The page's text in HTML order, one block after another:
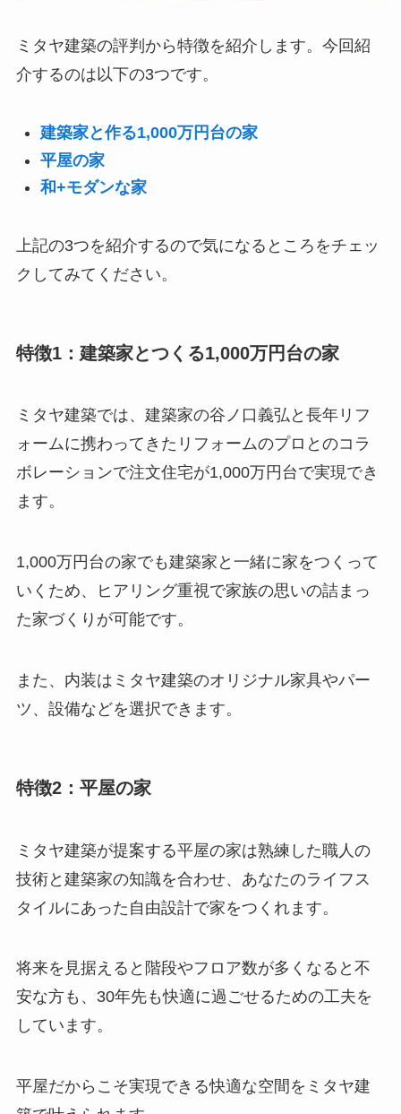
ミタヤ建築の評判から特徴を紹介します。今回紹
介するのは以下の3つです。
建築家と作る1,000万円台の家
平屋の家
和+モダンな家
上記の3つを紹介するので気になるところをチェッ
クしてみてください。
特徴1：建築家とつくる1,000万円台の家
ミタヤ建築では、建築家の谷ノ口義弘と長年リフ
ォームに携わってきたリフォームのプロとのコラ
ボレーションで注文住宅が1,000万円台で実現でき
ます。
1,000万円台の家でも建築家と一緒に家をつくって
いくため、ヒアリング重視で家族の思いの詰まっ
た家づくりが可能です。
また、内装はミタヤ建築のオリジナル家具やパー
ツ、設備などを選択できます。
特徴2：平屋の家
ミタヤ建築が提案する平屋の家は熟練した職人の
技術と建築家の知識を合わせ、あなたのライフス
タイルにあった自由設計で家をつくれます。
将来を見据えると階段やフロア数が多くなると不
安な方も、30年先も快適に過ごせるための工夫を
しています。
平屋だからこそ実現できる快適な空間をミタヤ建